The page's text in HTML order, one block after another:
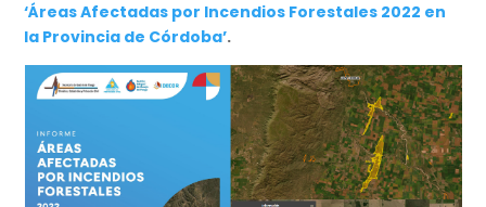
‘Áreas Afectadas por Incendios Forestales 2022 en
la Provincia de Córdoba’.